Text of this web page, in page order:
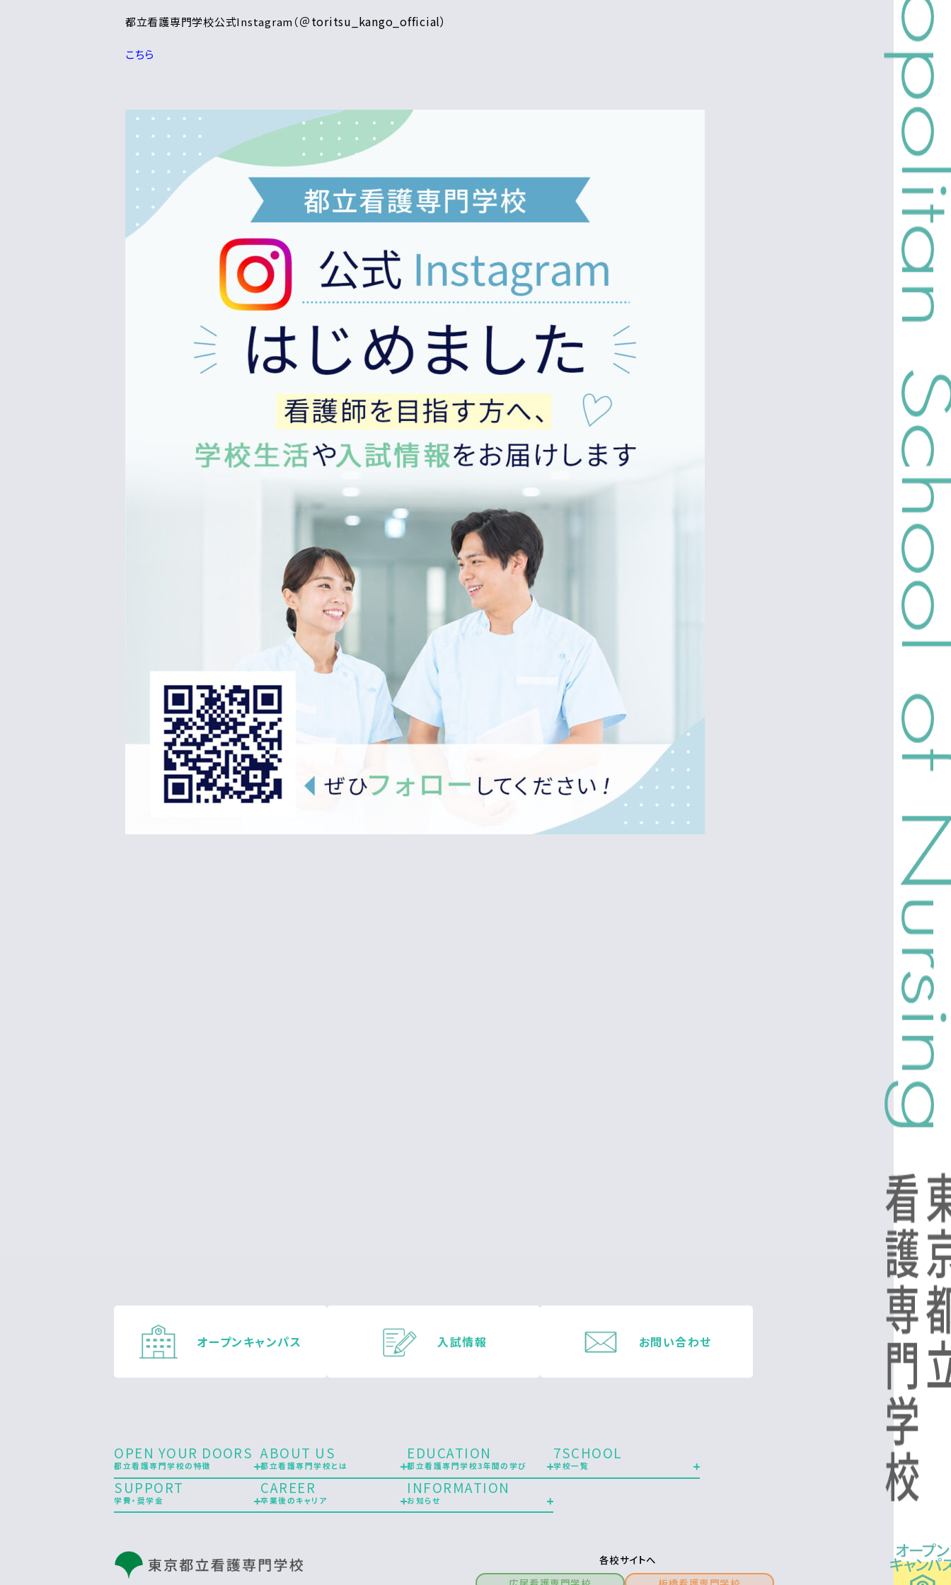
都立看護専門学校公式Instagram（＠toritsu_kango_official）
こちら
オープンキャンパス 入試情報 お問い合わせ
OPEN YOUR DOORS
都立看護専門学校の特徴
ABOUT US
都立看護専門学校とは
EDUCATION
都立看護専門学校3年間の学び
7SCHOOL
学校一覧
SUPPORT
学費・奨学金
CAREER
卒業後のキャリア
INFORMATION
お知らせ
各校サイトへ